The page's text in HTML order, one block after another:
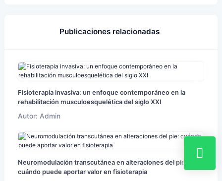
Publicaciones relacionadas
Fisioterapia invasiva: un enfoque contemporáneo en la
rehabilitación musculoesquelética del siglo XXI
Autor: Admin
Neuromodulación transcutánea en alteraciones del pie:
cuándo puede aportar valor en fisioterapia